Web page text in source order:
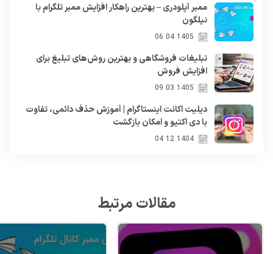
ممبر آپلودری – بهترین راهکار افزایش ممبر تلگرام با
نیلگون
1405 04 06
تبلیغات فروشگاهی و بهترین روش‌های تبلیغ برای
افزایش فروش
1405 03 09
دیلیت اکانت اینستاگرام | آموزش حذف دائمی، تفاوت
با دی اکتیو و امکان بازگشت
1404 12 04
مقالات مرتبط